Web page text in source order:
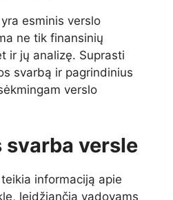
esminis verslo
ne tik finansinių
ir jų analizę. Suprasti
svarbą ir pagrindinius
verslo
versle
informaciją apie
leidžiančią vadovams